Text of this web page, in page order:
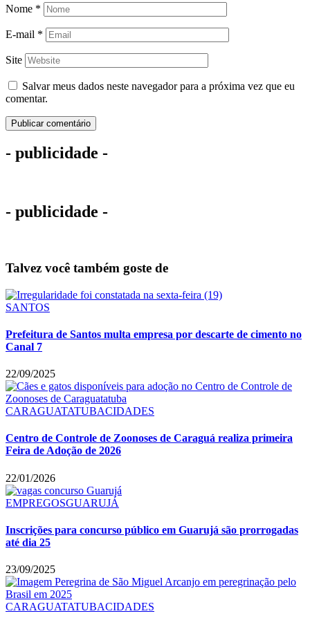
Nome *
E-mail *
Site
Salvar meus dados neste navegador para a próxima vez que eu
comentar.
- publicidade -
- publicidade -
Talvez você também goste de
SANTOS
Prefeitura de Santos multa empresa por descarte de cimento no
Canal 7
22/09/2025
CARAGUATATUBACIDADES
Centro de Controle de Zoonoses de Caraguá realiza primeira
Feira de Adoção de 2026
22/01/2026
EMPREGOSGUARUJÁ
Inscrições para concurso público em Guarujá são prorrogadas
até dia 25
23/09/2025
CARAGUATATUBACIDADES